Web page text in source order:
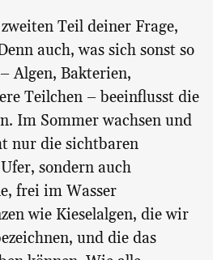
Teil deiner Frage,
auch, was sich sonst so
Algen, Bakterien,
Teilchen – beeinflusst die
Im Sommer wachsen und
nur die sichtbaren
sondern auch
frei im Wasser
wie Kieselalgen, die wir
und die das